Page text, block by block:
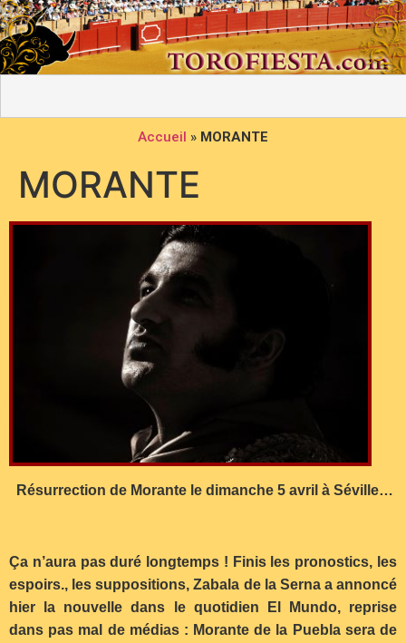
Accueil » MORANTE
MORANTE
Résurrection de Morante le dimanche 5 avril à Séville…
Ça n’aura pas duré longtemps ! Finis les pronostics, les
espoirs., les suppositions, Zabala de la Serna a annoncé
hier la nouvelle dans le quotidien El Mundo, reprise
dans pas mal de médias : Morante de la Puebla sera de